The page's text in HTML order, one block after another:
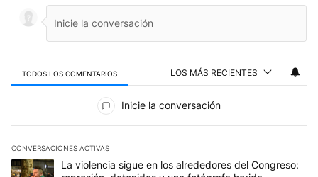
TODOS LOS COMENTARIOS LOS MÁS RECIENTES
Inicie la conversación
CONVERSACIONES ACTIVAS
Este listado muestra los artículos con más comentarios en los
Un artículo de tendencia con el título "La violencia sigue en los
La violencia sigue en los alrededores del Congreso: